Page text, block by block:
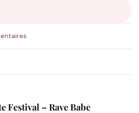
MA DEMANDE ✨
en France✅ Validation avant fabrication
Festival – Rave Babe